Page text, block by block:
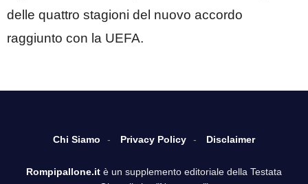
delle quattro stagioni del nuovo accordo
raggiunto con la UEFA.
Chi Siamo Privacy Policy Disclaimer
Rompipallone.it è un supplemento editoriale della Testata